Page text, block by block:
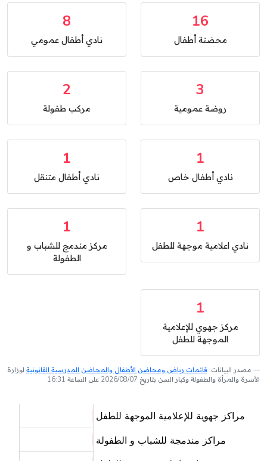
16
محضنة أطفال
8
نادي أطفال عمومي
3
روضة عمومية
2
مركب طفولة
1
نادي أطفال خاص
1
نادي أطفال متنقل
1
نادي اعلامية موجهة للطفل
1
مركز مندمج للشباب و
الطفولة
1
مركز جهوي للإعلامية
الموجهة للطفل
مصدر البيانات: قائمات رياض ومحاضن الأطفال والمحاضن المدرسية القانونية لوزارة
الأسرة والمرأة والطفولة وكبار السن بتاريخ 2026/08/07 على الساعة 16:31